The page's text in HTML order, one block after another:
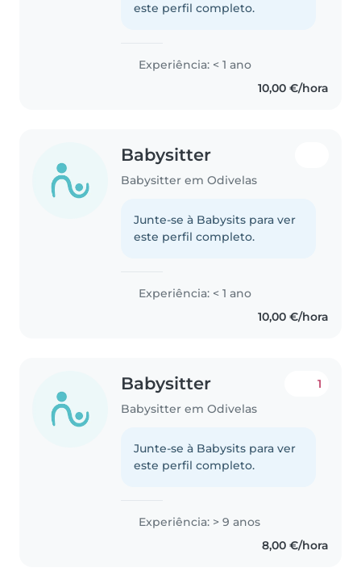
este perfil completo.
Experiência: < 1 ano
10,00 €/hora
Babysitter
Babysitter em Odivelas
Junte-se à Babysits para ver
este perfil completo.
Experiência: < 1 ano
10,00 €/hora
Babysitter
Babysitter em Odivelas
1
Junte-se à Babysits para ver
este perfil completo.
Experiência: > 9 anos
8,00 €/hora